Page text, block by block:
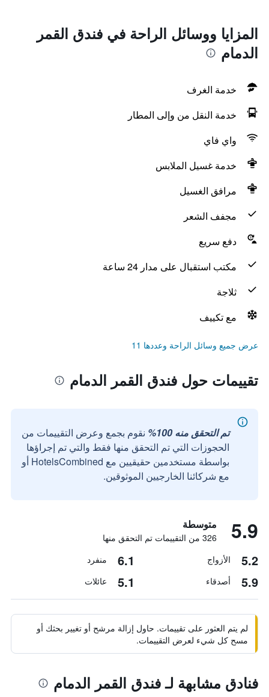
المزايا ووسائل الراحة في فندق القمر
الدمام
خدمة الغرف
خدمة النقل من وإلى المطار
واي فاي
خدمة غسيل الملابس
مرافق الغسيل
مجفف الشعر
دفع سريع
مكتب استقبال على مدار 24 ساعة
ثلاجة
مع تكييف
عرض جميع وسائل الراحة وعددها 11
تقييمات حول فندق القمر الدمام
تم التحقق منه 100%
نقوم بجمع وعرض التقييمات من
الحجوزات التي تم التحقق منها فقط والتي تم إجراؤها
بواسطة مستخدمين حقيقيين مع HotelsCombined أو
مع شركائنا الخارجيين الموثوقين.
5.9 متوسطة
326 من التقييمات تم التحقق منها
5.2 الأزواج 6.1 منفرد
5.9 أصدقاء 5.1 عائلات
لم يتم العثور على تقييمات. حاول إزالة مرشح أو تغيير بحثك أو
مسح كل شيء لعرض التقييمات.
فنادق مشابهة لـ فندق القمر الدمام